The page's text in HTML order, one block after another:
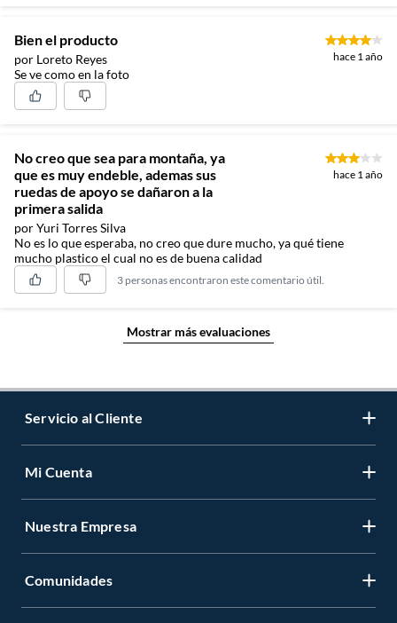
Bien el producto
por Loreto Reyes hace 1 año
Se ve como en la foto
No creo que sea para montaña, ya
que es muy endeble, ademas sus
ruedas de apoyo se dañaron a la
primera salida
por Yuri Torres Silva
hace 1 año
No es lo que esperaba, no creo que dure mucho, ya qué tiene
mucho plastico el cual no es de buena calidad
3 personas encontraron este comentario útil.
Mostrar más evaluaciones
Servicio al Cliente
Contáctanos
Tiendas y horarios
Mi Cuenta
Registrate
Nuestra Empresa
Sobre Nosotros
Comunidades